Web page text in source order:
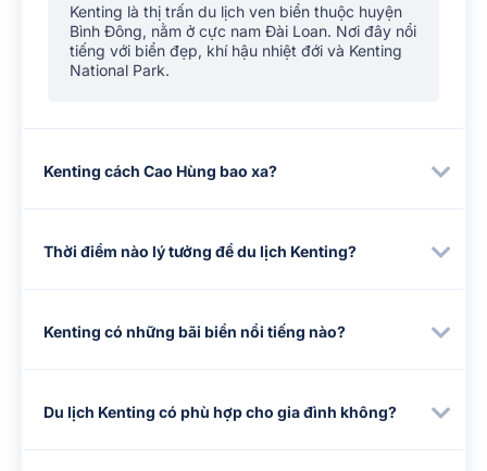
Kenting là thị trấn du lịch ven biển thuộc huyện
Bình Đông, nằm ở cực nam Đài Loan. Nơi đây nổi
tiếng với biển đẹp, khí hậu nhiệt đới và Kenting
National Park.
Kenting cách Cao Hùng bao xa?
Thời điểm nào lý tưởng để du lịch Kenting?
Kenting có những bãi biển nổi tiếng nào?
Du lịch Kenting có phù hợp cho gia đình không?